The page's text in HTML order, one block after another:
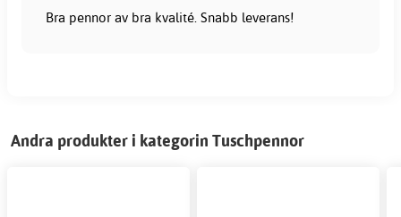
Bra pennor av bra kvalité. Snabb leverans!
Andra produkter i kategorin Tuschpennor